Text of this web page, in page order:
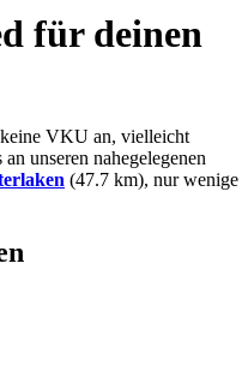
für deinen
VKU an, vielleicht
unseren nahegelegenen
(47.7 km), nur wenige